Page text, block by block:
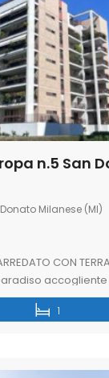
Milanese (MI)
CON
e dal Policlinico,
ideale.
1